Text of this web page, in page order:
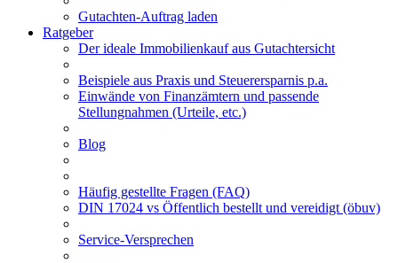
Gutachten-Auftrag laden
Ratgeber
Der ideale Immobilienkauf aus Gutachtersicht
Beispiele aus Praxis und Steuerersparnis p.a.
Einwände von Finanzämtern und passende
Stellungnahmen (Urteile, etc.)
Blog
Häufig gestellte Fragen (FAQ)
DIN 17024 vs Öffentlich bestellt und vereidigt (öbuv)
Service-Versprechen